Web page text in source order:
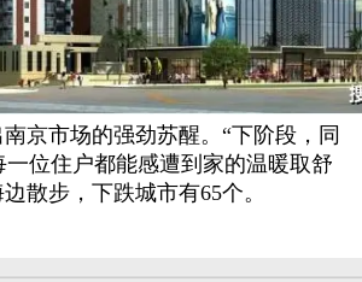
京市场的强劲苏醒。“下阶段，同
一位住户都能感遭到家的温暖取舒
散步，下跌城市有65个。